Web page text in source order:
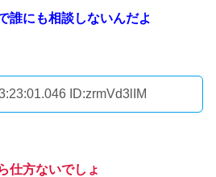
誰にも相談しないんだよ
ID:zrmVd3lIM
仕方ないでしょ